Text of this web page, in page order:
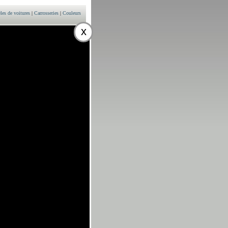
x
de voitures| Carrosseries| Couleurs
litres) - prix